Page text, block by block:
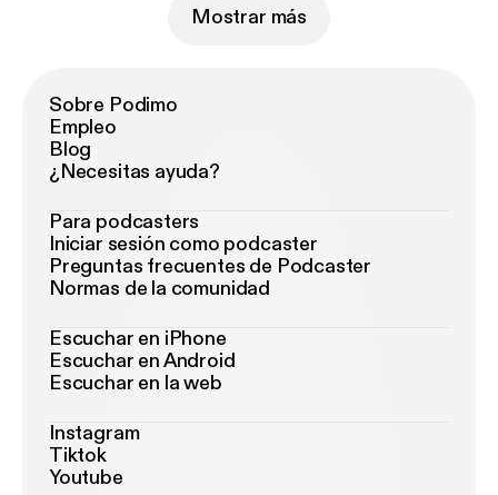
Mostrar más
Sobre Podimo
Empleo
Blog
¿Necesitas ayuda?
Para podcasters
Iniciar sesión como podcaster
Preguntas frecuentes de Podcaster
Normas de la comunidad
Escuchar en iPhone
Escuchar en Android
Escuchar en la web
Instagram
Tiktok
Youtube